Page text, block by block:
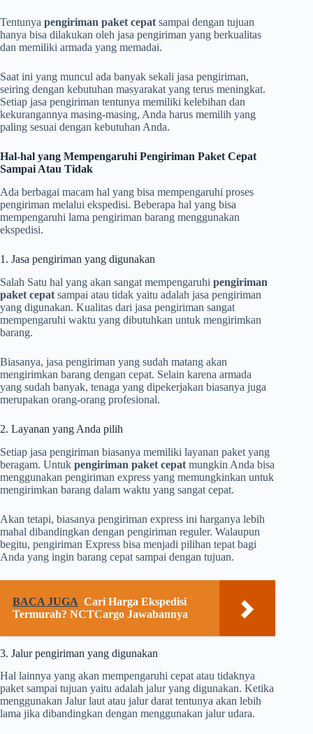
Tentunya pengiriman paket cepat sampai dengan tujuan
hanya bisa dilakukan oleh jasa pengiriman yang berkualitas
dan memiliki armada yang memadai.
Saat ini yang muncul ada banyak sekali jasa pengiriman,
seiring dengan kebutuhan masyarakat yang terus meningkat.
Setiap jasa pengiriman tentunya memiliki kelebihan dan
kekurangannya masing-masing, Anda harus memilih yang
paling sesuai dengan kebutuhan Anda.
Hal-hal yang Mempengaruhi Pengiriman Paket Cepat
Sampai Atau Tidak
Ada berbagai macam hal yang bisa mempengaruhi proses
pengiriman melalui ekspedisi. Beberapa hal yang bisa
mempengaruhi lama pengiriman barang menggunakan
ekspedisi.
1. Jasa pengiriman yang digunakan
Salah Satu hal yang akan sangat mempengaruhi pengiriman
paket cepat sampai atau tidak yaitu adalah jasa pengiriman
yang digunakan. Kualitas dari jasa pengiriman sangat
mempengaruhi waktu yang dibutuhkan untuk mengirimkan
barang.
Biasanya, jasa pengiriman yang sudah matang akan
mengirimkan barang dengan cepat. Selain karena armada
yang sudah banyak, tenaga yang dipekerjakan biasanya juga
merupakan orang-orang profesional.
2. Layanan yang Anda pilih
Setiap jasa pengiriman biasanya memiliki layanan paket yang
beragam. Untuk pengiriman paket cepat mungkin Anda bisa
menggunakan pengiriman express yang memungkinkan untuk
mengirimkan barang dalam waktu yang sangat cepat.
Akan tetapi, biasanya pengiriman express ini harganya lebih
mahal dibandingkan dengan pengiriman reguler. Walaupun
begitu, pengiriman Express bisa menjadi pilihan tepat bagi
Anda yang ingin barang cepat sampai dengan tujuan.
BACA JUGA Cari Harga Ekspedisi
Termurah? NCTCargo Jawabannya
3. Jalur pengiriman yang digunakan
Hal lainnya yang akan mempengaruhi cepat atau tidaknya
paket sampai tujuan yaitu adalah jalur yang digunakan. Ketika
menggunakan Jalur laut atau jalur darat tentunya akan lebih
lama jika dibandingkan dengan menggunakan jalur udara.